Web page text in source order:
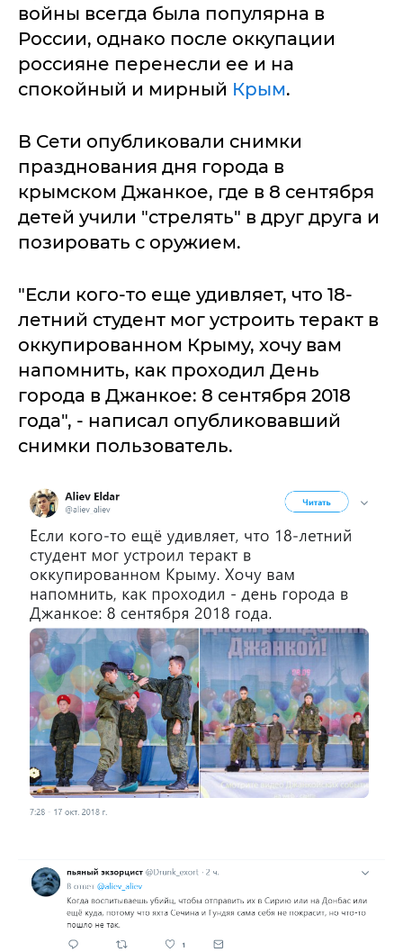
войны всегда была популярна в
России, однако после оккупации
россияне перенесли ее и на
спокойный и мирный Крым.
В Сети опубликовали снимки
празднования дня города в
крымском Джанкое, где в 8 сентября
детей учили "стрелять" в друг друга и
позировать с оружием.
"Если кого-то еще удивляет, что 18-
летний студент мог устроить теракт в
оккупированном Крыму, хочу вам
напомнить, как проходил День
города в Джанкое: 8 сентября 2018
года", - написал опубликовавший
снимки пользователь.